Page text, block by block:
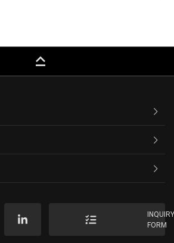
keyboard_capslock
FORM